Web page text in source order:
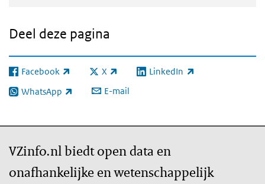
Deel deze pagina
Facebook
(externe link) X
(externe link) LinkedIn
(externe link)
WhatsApp
(externe link) E-mail
VZinfo.nl biedt open data en
onafhankelijke en wetenschappelijk